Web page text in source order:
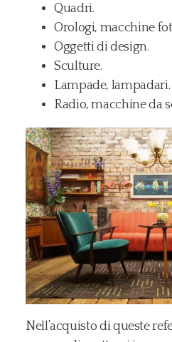
Quadri.
Orologi, macchine
Oggetti di design.
Sculture.
Lampade, lampadari.
Radio, macchine da
Nell’acquisto di queste